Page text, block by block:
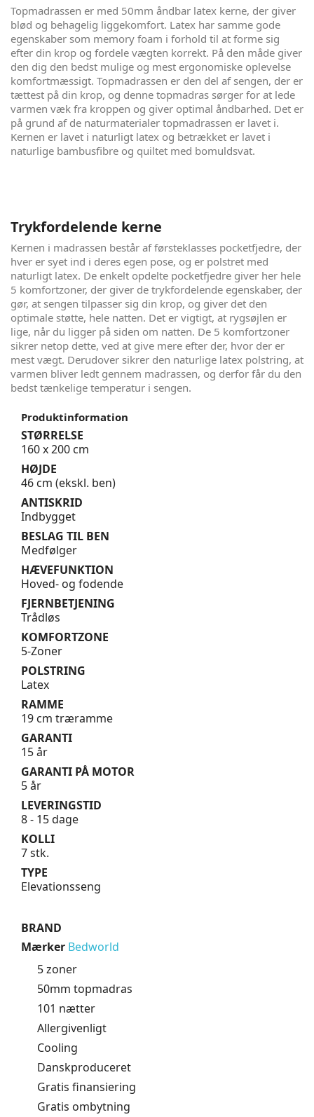
Topmadrassen er med 50mm åndbar latex kerne, der giver
blød og behagelig liggekomfort. Latex har samme gode
egenskaber som memory foam i forhold til at forme sig
efter din krop og fordele vægten korrekt. På den måde giver
den dig den bedst mulige og mest ergonomiske oplevelse
komfortmæssigt. Topmadrassen er den del af sengen, der er
tættest på din krop, og denne topmadras sørger for at lede
varmen væk fra kroppen og giver optimal åndbarhed. Det er
på grund af de naturmaterialer topmadrassen er lavet i.
Kernen er lavet i naturligt latex og betrækket er lavet i
naturlige bambusfibre og quiltet med bomuldsvat.
Trykfordelende kerne
Kernen i madrassen består af førsteklasses pocketfjedre, der
hver er syet ind i deres egen pose, og er polstret med
naturligt latex. De enkelt opdelte pocketfjedre giver her hele
5 komfortzoner, der giver de trykfordelende egenskaber, der
gør, at sengen tilpasser sig din krop, og giver det den
optimale støtte, hele natten. Det er vigtigt, at rygsøjlen er
lige, når du ligger på siden om natten. De 5 komfortzoner
sikrer netop dette, ved at give mere efter der, hvor der er
mest vægt. Derudover sikrer den naturlige latex polstring, at
varmen bliver ledt gennem madrassen, og derfor får du den
bedst tænkelige temperatur i sengen.
Produktinformation
STØRRELSE
160 x 200 cm
HØJDE
46 cm (ekskl. ben)
ANTISKRID
Indbygget
BESLAG TIL BEN
Medfølger
HÆVEFUNKTION
Hoved- og fodende
FJERNBETJENING
Trådløs
KOMFORTZONE
5-Zoner
POLSTRING
Latex
RAMME
19 cm træramme
GARANTI
15 år
GARANTI PÅ MOTOR
5 år
LEVERINGSTID
8 - 15 dage
KOLLI
7 stk.
TYPE
Elevationsseng
BRAND
Mærker Bedworld
5 zoner
50mm topmadras
101 nætter
Allergivenligt
Cooling
Danskproduceret
Gratis finansiering
Gratis ombytning